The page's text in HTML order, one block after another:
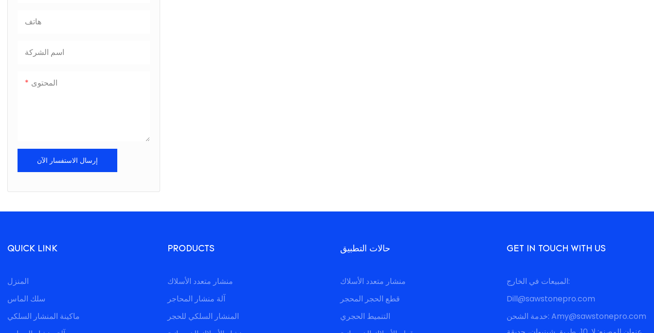
هاتف
اسم الشركة
المحتوى
إرسال الاستفسار الآن
QUICK LINK
المنزل
سلك الماس
ماكينة المنشار السلكي
PRODUCTS
آلة منشار المحاجر
المنشار السلكي للحجر
حالات التطبيق
منشار متعدد الأسلاك
قطع الحجر المحجر
التنميط الحجري
GET IN TOUCH WITH US
المبيعات في الخارج:
Dill@sawstonepro.com
خدمة الشحن: Amy@sawstonepro.com